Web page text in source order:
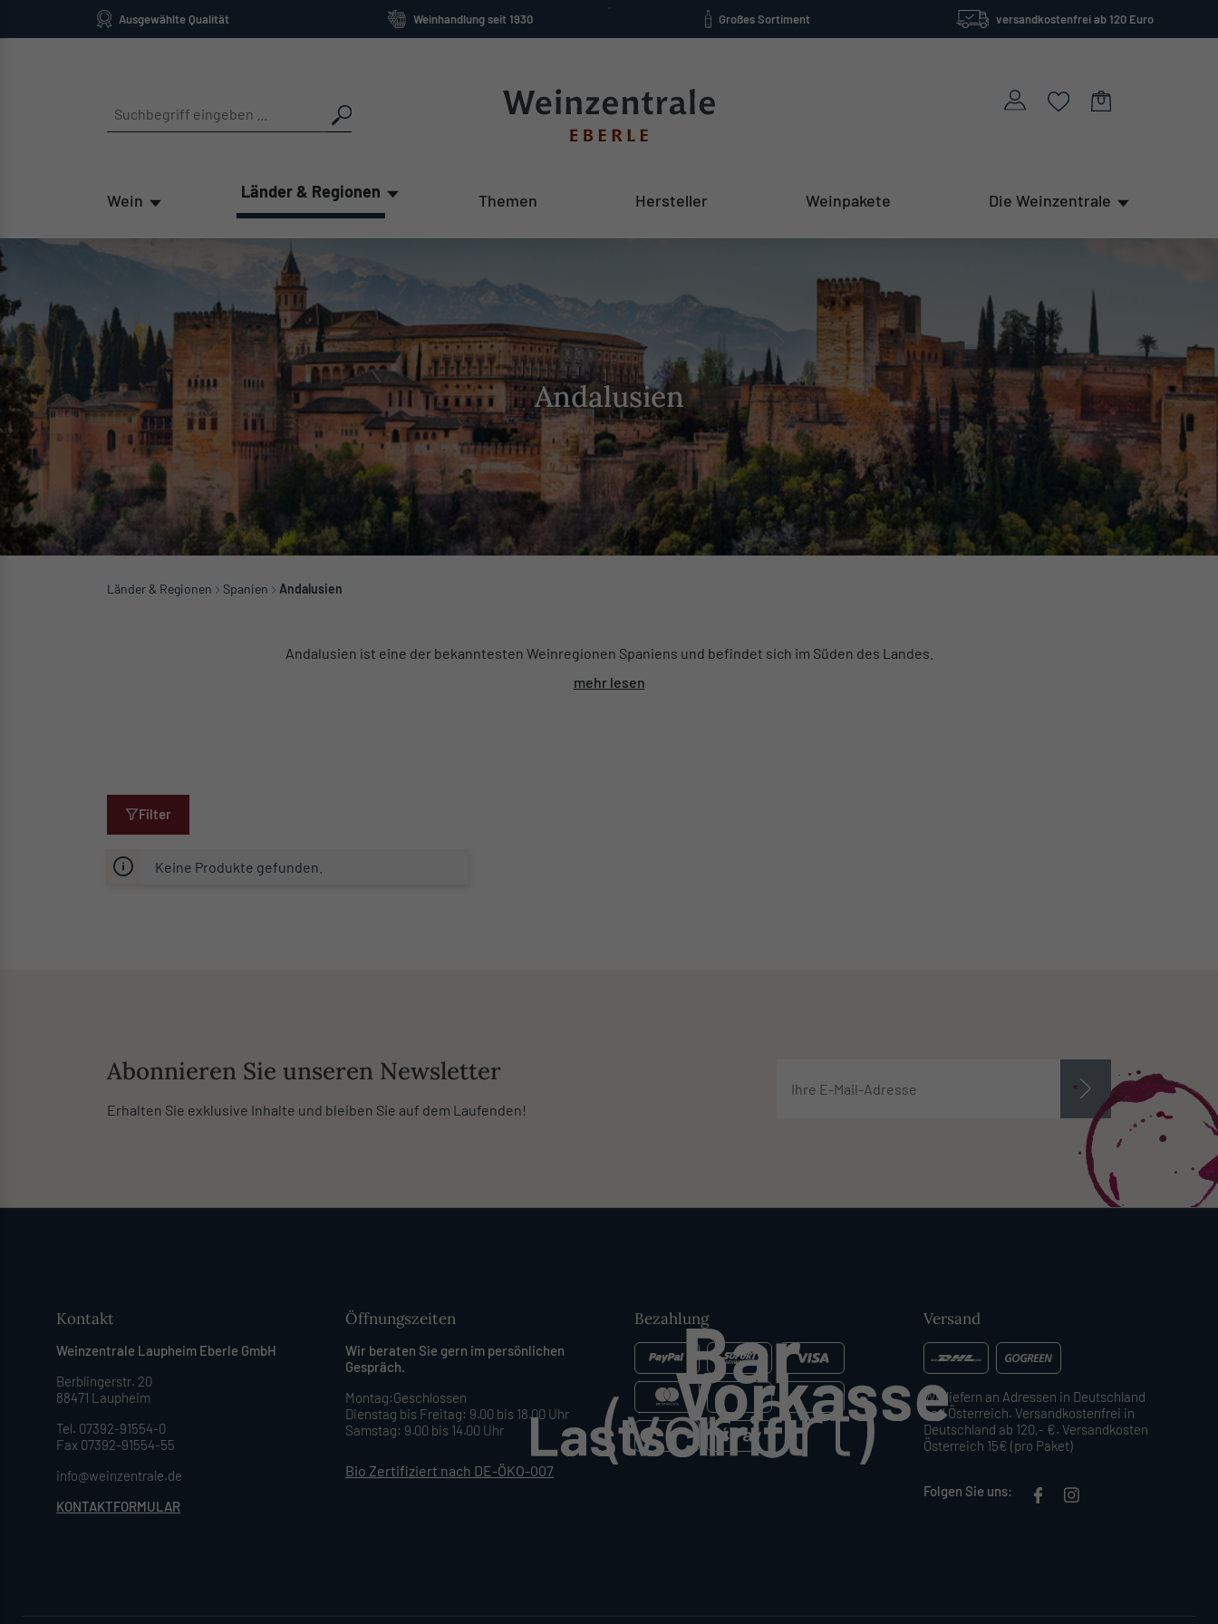
Zur Hauptnavigation springen
Ausgewählte Qualität Weinhandlung seit 1930 Großes Sortiment versandkostenfrei ab 120 Euro
Wein Länder & Regionen Themen Hersteller Weinpakete Die Weinzentrale
Andalusien
Länder & Regionen Spanien Andalusien
Andalusien ist eine der bekanntesten Weinregionen Spaniens und befindet sich im Süden des Landes.
mehr lesen
Filter
Keine Produkte gefunden.
Abonnieren Sie unseren Newsletter
Erhalten Sie exklusive Inhalte und bleiben Sie auf dem Laufenden!
Kontakt
Weinzentrale Laupheim Eberle GmbH
Berblingerstr. 20
88471 Laupheim
Tel. 07392-91554-0
Fax 07392-91554-55
info@weinzentrale.de
KONTAKTFORMULAR
Öffnungszeiten
Wir beraten Sie gern im persönlichen
Gespräch.
Montag:Geschlossen
Dienstag bis Freitag: 9.00 bis 18.00 Uhr
Samstag: 9.00 bis 14.00 Uhr
Bio Zertifiziert nach DE-ÖKO-007
Bezahlung Versand
Wir liefern an Adressen in Deutschland
und Österreich. Versandkostenfrei in
Deutschland ab 120,- €. Versandkosten
Österreich 15€ (pro Paket)
Folgen Sie uns: